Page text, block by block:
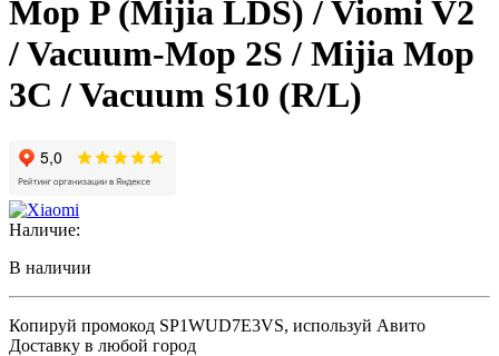
Mop P (Mijia LDS) / Viomi V2
/ Vacuum-Mop 2S / Mijia Mop
3C / Vacuum S10 (R/L)
Наличие:
В наличии
Копируй промокод SP1WUD7E3VS, используй Авито
Доставку в любой город